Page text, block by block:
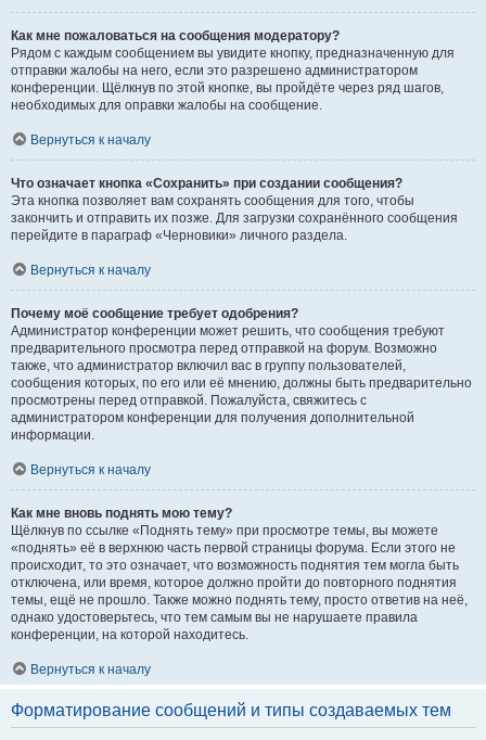
Как мне пожаловаться на сообщения модератору?
Рядом с каждым сообщением вы увидите кнопку, предназначенную для
отправки жалобы на него, если это разрешено администратором
конференции. Щёлкнув по этой кнопке, вы пройдёте через ряд шагов,
необходимых для оправки жалобы на сообщение.
Вернуться к началу
Что означает кнопка «Сохранить» при создании сообщения?
Эта кнопка позволяет вам сохранять сообщения для того, чтобы
закончить и отправить их позже. Для загрузки сохранённого сообщения
перейдите в параграф «Черновики» личного раздела.
Вернуться к началу
Почему моё сообщение требует одобрения?
Администратор конференции может решить, что сообщения требуют
предварительного просмотра перед отправкой на форум. Возможно
также, что администратор включил вас в группу пользователей,
сообщения которых, по его или её мнению, должны быть предварительно
просмотрены перед отправкой. Пожалуйста, свяжитесь с
администратором конференции для получения дополнительной
информации.
Вернуться к началу
Как мне вновь поднять мою тему?
Щёлкнув по ссылке «Поднять тему» при просмотре темы, вы можете
«поднять» её в верхнюю часть первой страницы форума. Если этого не
происходит, то это означает, что возможность поднятия тем могла быть
отключена, или время, которое должно пройти до повторного поднятия
темы, ещё не прошло. Также можно поднять тему, просто ответив на неё,
однако удостоверьтесь, что тем самым вы не нарушаете правила
конференции, на которой находитесь.
Вернуться к началу
Форматирование сообщений и типы создаваемых тем